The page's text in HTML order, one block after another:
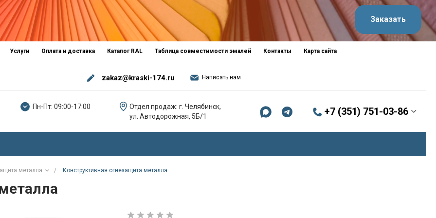
Заказать
Услуги Оплата и доставка Каталог RAL Таблица совместимости эмалей Контакты Карта сайта
zakaz@kraski-174.ru Написать нам
Пн-Пт: 09:00-17:00
Отдел продаж: г. Челябинск,
ул. Автодорожная, 5Б/1
+7 (351) 751-03-86
металла / Конструктивная огнезащита металла